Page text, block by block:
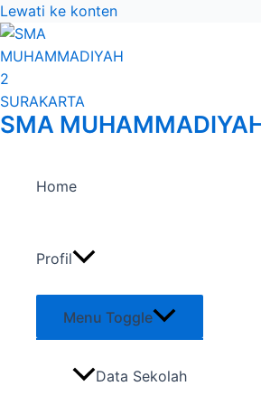
Lewati ke konten
SMA
Home
Profil
Menu Toggle
Data Sekolah